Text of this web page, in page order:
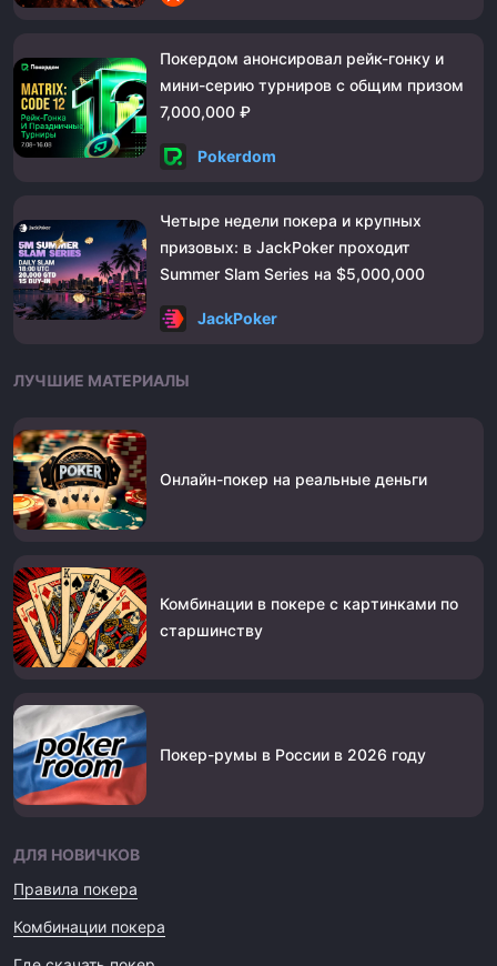
Покердом анонсировал рейк-гонку и
мини-серию турниров с общим призом
7,000,000 ₽
Pokerdom
Четыре недели покера и крупных
призовых: в JackPoker проходит
Summer Slam Series на $5,000,000
JackPoker
ЛУЧШИЕ МАТЕРИАЛЫ
Онлайн-покер на реальные деньги
Комбинации в покере с картинками по
старшинству
Покер-румы в России в 2026 году
ДЛЯ НОВИЧКОВ
Правила покера
Комбинации покера